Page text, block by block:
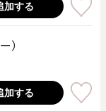
加する
）
加する